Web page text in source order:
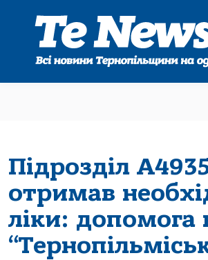
Підрозділ
отримав
ліки: допомога